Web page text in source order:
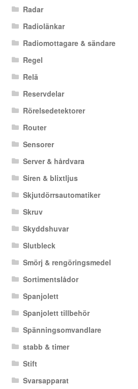
Radar
Radiolänkar
Radiomottagare & sändare
Regel
Relä
Reservdelar
Rörelsedetektorer
Router
Sensorer
Server & hårdvara
Siren & blixtljus
Skjutdörrsautomatiker
Skruv
Skyddshuvar
Slutbleck
Smörj & rengöringsmedel
Sortimentslådor
Spanjolett
Spanjolett tillbehör
Spänningsomvandlare
stabb & timer
Stift
Svarsapparat